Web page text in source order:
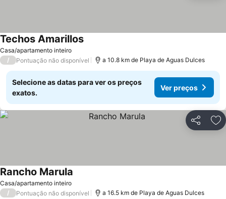
Casa/apartamento inteiro
Techos AmarillosVer preços
/ Pontuação não disponível a 10.8 km de Playa de Aguas Dulces
Selecione as datas para ver os preços
exatos.
Ver preços
Partilhar
Casa/apartamento inteiro
Rancho Marula
/ Pontuação não disponível a 16.5 km de Playa de Aguas Dulces